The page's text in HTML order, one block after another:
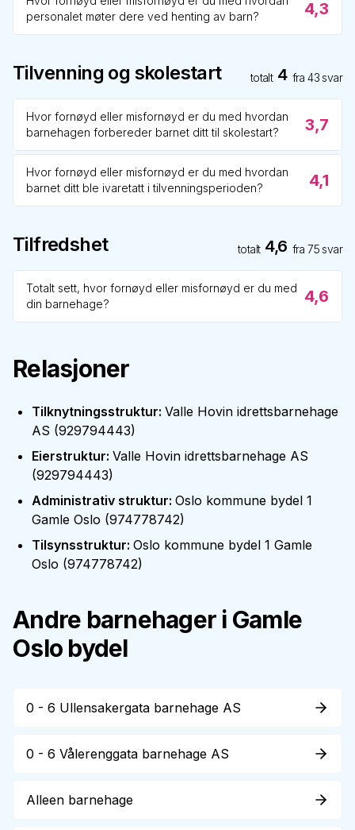
personalet møter dere ved henting av barn?
4,3
Tilvenning og skolestart totalt 4 fra43 svar
Hvor fornøyd eller misfornøyd er du med hvordan
barnehagen forbereder barnet ditt til skolestart?
3,7
Hvor fornøyd eller misfornøyd er du med hvordan
barnet ditt ble ivaretatt i tilvenningsperioden?
4,1
Tilfredshet totalt 4,6 fra75 svar
Totalt sett, hvor fornøyd eller misfornøyd er du med
din barnehage?
4,6
Relasjoner
Tilknytningsstruktur: Valle Hovin idrettsbarnehage
AS (929794443)
Eierstruktur: Valle Hovin idrettsbarnehage AS
(929794443)
Administrativ struktur: Oslo kommune bydel 1
Gamle Oslo (974778742)
Tilsynsstruktur: Oslo kommune bydel 1 Gamle
Oslo (974778742)
Andre barnehager i Gamle
Oslo bydel
0 - 6 Ullensakergata barnehage AS
0 - 6 Vålerenggata barnehage AS
Alleen barnehage